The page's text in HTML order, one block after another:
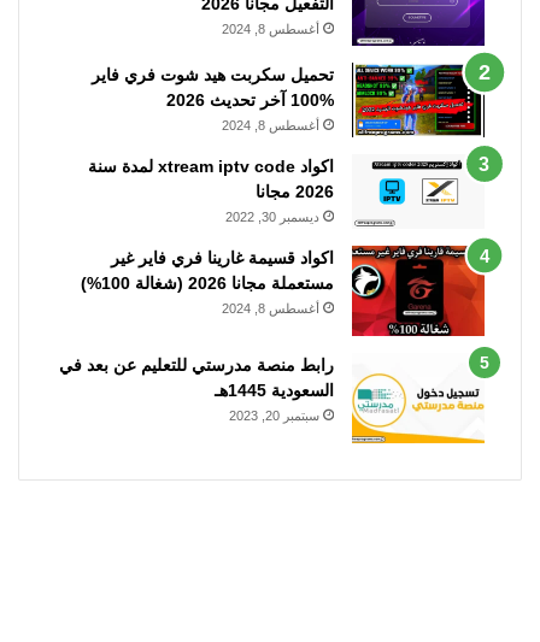
أغسطس 8, 2024
تحميل سكربت هيد شوت فري فاير
%100 آخر تحديث 2026
أغسطس 8, 2024
اكواد xtream iptv code لمدة سنة
2026 مجانا
ديسمبر 30, 2022
اكواد قسيمة غارينا فري فاير غير
مستعملة مجانا 2026 (شغالة 100%)
أغسطس 8, 2024
رابط منصة مدرستي للتعليم عن بعد في
السعودية 1445هـ
سبتمبر 20, 2023